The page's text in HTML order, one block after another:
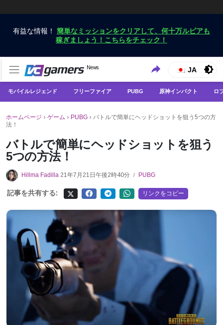
有益な情報！ 簡単なミッションをクリアして、何十万ルピアも
稼ぎましょう！こちらをチェック！
VCGamers ニュース
News
VCGamersだけで最新のゲームニュースを入手
JA
モバイルレジェンド フリーファイア PUBG 原神インパクト ロ
ホームページ › ゲーム › PUBG › バトルで簡単にヘッドショットを狙う5つの方
法！
バトルで簡単にヘッドショットを狙う
5つの方法！
Hillma Fadilla 21年7月21日午後2時40分 / PUBG
記事を共有する: リンクをコピー